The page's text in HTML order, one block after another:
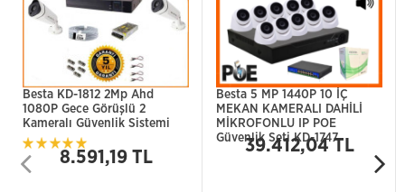
Besta KD-1812 2Mp Ahd
1080P Gece Görüşlü 2
Kameralı Güvenlik Sistemi
8.591,19 TL
Besta 5 MP 1440P 10 İÇ
MEKAN KAMERALI DAHİLİ
MİKROFONLU IP POE
Güvenlik Seti KD-1747
39.412,04 TL